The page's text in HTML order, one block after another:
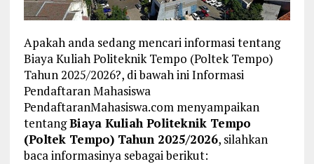
Apakah anda sedang mencari informasi tentang
Biaya Kuliah Politeknik Tempo (Poltek Tempo)
Tahun 2025/2026?, di bawah ini Informasi
Pendaftaran Mahasiswa
PendaftaranMahasiswa.com menyampaikan
tentangBiaya Kuliah Politeknik Tempo
(Poltek Tempo) Tahun 2025/2026, silahkan
baca informasinya sebagai berikut: